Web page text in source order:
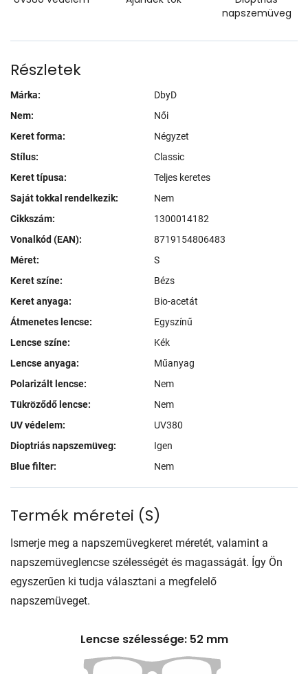
napszemüveg
Részletek
Márka:
DbyD
Nem:
Női
Keret forma:
Négyzet
Stílus:
Classic
Keret típusa:
Teljes keretes
Saját tokkal rendelkezik:
Nem
Cikkszám:
1300014182
Vonalkód (EAN):
8719154806483
Méret:
S
Keret színe:
Bézs
Keret anyaga:
Bio-acetát
Átmenetes lencse:
Egyszínű
Lencse színe:
Kék
Lencse anyaga:
Műanyag
Polarizált lencse:
Nem
Tükröződő lencse:
Nem
UV védelem:
UV380
Dioptriás napszemüveg:
Igen
Blue filter:
Nem
Termék méretei (S)
Ismerje meg a napszemüvegkeret méretét, valamint a
napszemüveglencse szélességét és magasságát. Így Ön
egyszerűen ki tudja választani a megfelelő
napszemüveget.
Lencse szélessége: 52 mm